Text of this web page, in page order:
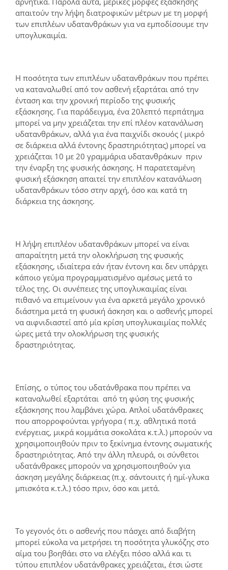
απαιτούν την λήψη διατροφικών μέτρων με τη μορφή
των επιπλέων υδατανθράκων για να εμποδίσουμε την
υπογλυκαιμία.
Η ποσότητα των επιπλέων υδατανθράκων που πρέπει
να καταναλωθεί από τον ασθενή εξαρτάται από την
ένταση και την χρονική περίοδο της φυσικής
εξάσκησης. Για παράδειγμα, ένα 20λεπτό περπάτημα
μπορεί να μην χρειάζεται την επί πλέον κατανάλωση
υδατανθράκων, αλλά για ένα παιχνίδι σκουός ( μικρό
σε διάρκεια αλλά έντονης δραστηριότητας) μπορεί να
χρειάζεται 10 με 20 γραμμάρια υδατανθράκων πριν
την έναρξη της φυσικής άσκησης. Η παρατεταμένη
φυσική εξάσκηση απαιτεί την επιπλέον κατανάλωση
υδατανθράκων τόσο στην αρχή, όσο και κατά τη
διάρκεια της άσκησης.
Η λήψη επιπλέον υδατανθράκων μπορεί να είναι
απαραίτητη μετά την ολοκλήρωση της φυσικής
εξάσκησης, ιδιαίτερα εάν ήταν έντονη και δεν υπάρχει
κάποιο γεύμα προγραμματισμένο αμέσως μετά το
τέλος της. Οι συνέπειες της υπογλυκαιμίας είναι
πιθανό να επιμείνουν για ένα αρκετά μεγάλο χρονικό
διάστημα μετά τη φυσική άσκηση και ο ασθενής μπορεί
να αιφνιδιαστεί από μία κρίση υπογλυκαιμίας πολλές
ώρες μετά την ολοκλήρωση της φυσικής
δραστηριότητας.
Επίσης, ο τύπος του υδατάνθρακα που πρέπει να
καταναλωθεί εξαρτάται από τη φύση της φυσικής
εξάσκησης που λαμβάνει χώρα. Απλοί υδατάνθρακες
που απορροφούνται γρήγορα ( π.χ. αθλητικά ποτά
ενέργειας, μικρά κομμάτια σοκολάτα κ.τ.λ.) μπορούν να
χρησιμοποιηθούν πριν το ξεκίνημα έντονης σωματικής
δραστηριότητας. Από την άλλη πλευρά, οι σύνθετοι
υδατάνθρακες μπορούν να χρησιμοποιηθούν για
άσκηση μεγάλης διάρκειας (π.χ. σάντουιτς ή ημί-γλυκα
μπισκότα κ.τ.λ.) τόσο πριν, όσο και μετά.
Το γεγονός ότι ο ασθενής που πάσχει από διαβήτη
μπορεί εύκολα να μετρήσει τη ποσότητα γλυκόζης στο
αίμα του βοηθάει στο να ελέγξει πόσο αλλά και τι
τύπου επιπλέον υδατάνθρακες χρειάζεται, έτσι ώστε